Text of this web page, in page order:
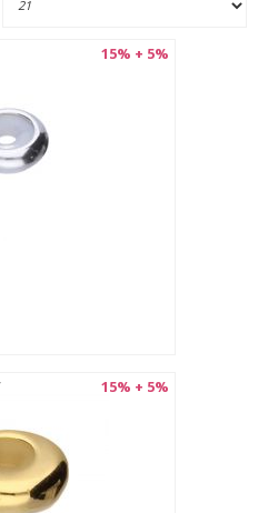
15% + 5%
15% + 5%